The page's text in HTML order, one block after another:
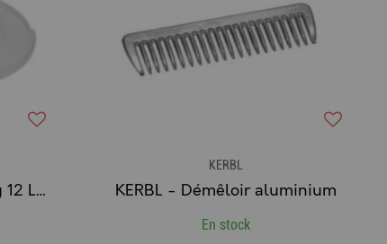
KERBL - Couv. pr FlexBag 12 L blanc
KERBL
KERBL - Démêloir aluminium
En stock